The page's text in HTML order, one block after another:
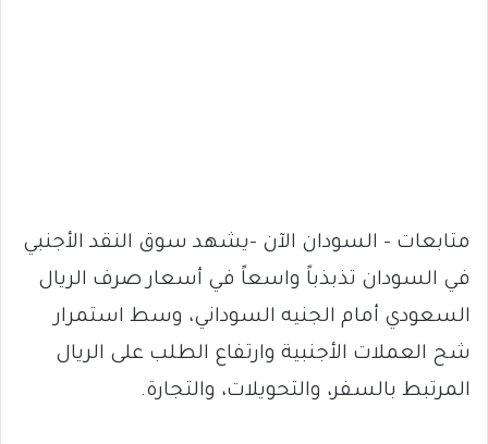
متابعات – السودان الآن -يشهد سوق النقد الأجنبي
في السودان تذبذباً واسعاً في أسعار صرف الريال
السعودي أمام الجنيه السوداني، وسط استمرار
شح العملات الأجنبية وارتفاع الطلب على الريال
المرتبط بالسفر، والتحويلات، والتجارة.